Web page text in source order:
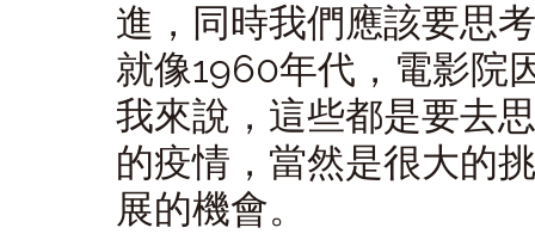
進，同時我們應該要思
就像1960年代，電影院
我來說，這些都是要去
的疫情，當然是很大的
展的機會。